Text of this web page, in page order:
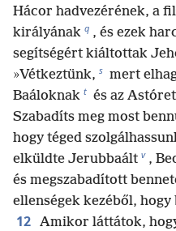
Hácor hadvezérének, a
királyának q , és ezek
segítségért kiáltottak
»Vétkeztünk, s mert
Baáloknak t és az
Szabadíts meg most
hogy téged
elküldte Jerubbaált v ,
és megszabadított
ellenségek kezéből,
12 Amikor láttátok,